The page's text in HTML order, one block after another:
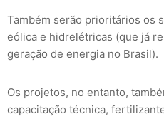
Também serão prioritários os
eólica e hidrelétricas (que já
geração de energia no Brasil).
Os projetos, no entanto,
capacitação técnica,